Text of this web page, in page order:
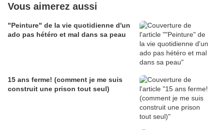
Vous aimerez aussi
"Peinture" de la vie quotidienne d'un
ado pas hétéro et mal dans sa peau
15 ans ferme! (comment je me suis
construit une prison tout seul)